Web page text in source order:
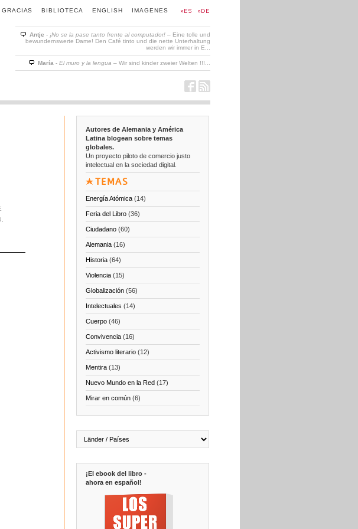
IMAGENES
ENGLISH
BIBLIOTECA
GRACIAS
Antje - ¡No se la pase tanto frente al computador!– Eine tolle und
bewundernswerte Dame! Den Café tinto und die nette Unterhaltung
werden wir immer in E...
María - El muro y la lengua – Wir sind kinder zweier Welten !!!...
Autores de Alemania y América
Latina blogean sobre temas
globales.
Un proyecto piloto de comercio justo
intelectual en la sociedad digital.
TEMAS
Energía Atómica(14)
Feria del Libro(36)
Ciudadano(60)
Alemania(16)
Historia(64)
Violencia(15)
Globalización(56)
Intelectuales (14)
Cuerpo(46)
Convivencia(16)
Activismo literario(12)
Mentira(13)
Nuevo Mundo en la Red(17)
Mirar en común(6)
¡El ebook del libro -
ahora en español!